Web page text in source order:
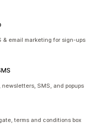
& email marketing for sign-ups
SMS, and popups
terms and conditions box